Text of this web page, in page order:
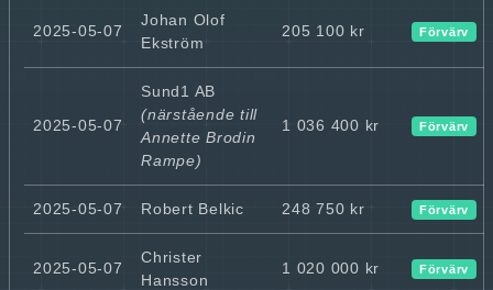
2025-05-07
Johan Olof
Ekström
205 100 kr Förvärv
2025-05-07
Sund1 AB
(närstående till
Annette Brodin
Rampe)
1 036 400 kr Förvärv
2025-05-07 Robert Belkic 248 750 kr Förvärv
2025-05-07
Christer
Hansson
1 020 000 kr Förvärv